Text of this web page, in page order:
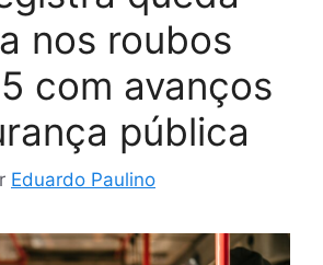
nos roubos
com avanços
pública
Eduardo Paulino